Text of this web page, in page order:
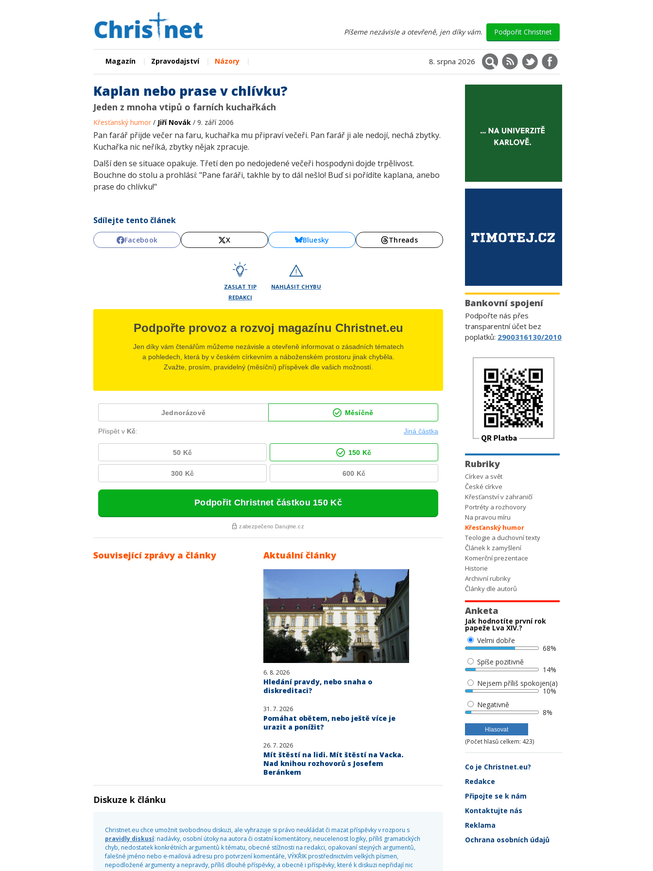
Píšeme nezávisle a otevřeně, jen díky vám. Podpořit Christnet
Magazín Zpravodajství Názory 8. srpna 2026 Vyhledávání
RSS X (Twitter)
Facebook
Kaplan nebo prase v chlívku?
Jeden z mnoha vtipů o farních kuchařkách
Křesťanský humor / Jiří Novák / 9. září 2006
Pan farář přijde večer na faru, kuchařka mu připraví večeři. Pan farář ji ale nedojí, nechá zbytky.
Kuchařka nic neříká, zbytky nějak zpracuje.
Další den se situace opakuje. Třetí den po nedojedené večeři hospodyni dojde trpělivost.
Bouchne do stolu a prohlásí: "Pane faráři, takhle by to dál nešlo! Buď si pořídíte kaplana, anebo
prase do chlívku!"
Sdílejte tento článek
Facebook X Bluesky Threads
ZASLAT TIP
REDAKCI
NAHLÁSIT CHYBU
Související zprávy a články Aktuální články
6. 8. 2026
Hledání pravdy, nebo snaha o
diskreditaci?
31. 7. 2026
Pomáhat obětem, nebo ještě více je
urazit a ponížit?
26. 7. 2026
Mít štěstí na lidi. Mít štěstí na Vacka.
Nad knihou rozhovorů s Josefem
Beránkem
Diskuze k článku
Christnet.eu chce umožnit svobodnou diskuzi, ale vyhrazuje si právo neukládat či mazat příspěvky v rozporu s
pravidly diskusí: nadávky, osobní útoky na autora či ostatní komentátory, neucelenost logiky, příliš gramatických
chyb, nedostatek konkrétních argumentů k tématu, obecné stížnosti na redakci, opakovaní stejných argumentů,
falešné jméno nebo e-mailová adresu pro potvrzení komentáře, VÝKŘIK prostřednictvím velkých písmen,
nepodložené argumenty a nepravdy, příliš dlouhé příspěvky, a obecně i příspěvky, které k diskuzi nepřidají nic
Bankovní spojení
Podpořte nás přes
transparentní účet bez
poplatků: 2900316130/2010
Rubriky
Církev a svět
České církve
Křesťanství v zahraničí
Portréty a rozhovory
Na pravou míru
Křesťanský humor
Teologie a duchovní texty
Článek k zamyšlení
Komerční prezentace
Historie
Archivní rubriky
Články dle autorů
Anketa
Jak hodnotíte první rok
papeže Lva XIV.?
Velmi dobře
68%
Spíše pozitivně
14%
Nejsem příliš spokojen(a)
10%
Negativně
8%
(Počet hlasů celkem: 423)
Co je Christnet.eu?
Redakce
Připojte se k nám
Kontaktujte nás
Reklama
Ochrana osobních údajů